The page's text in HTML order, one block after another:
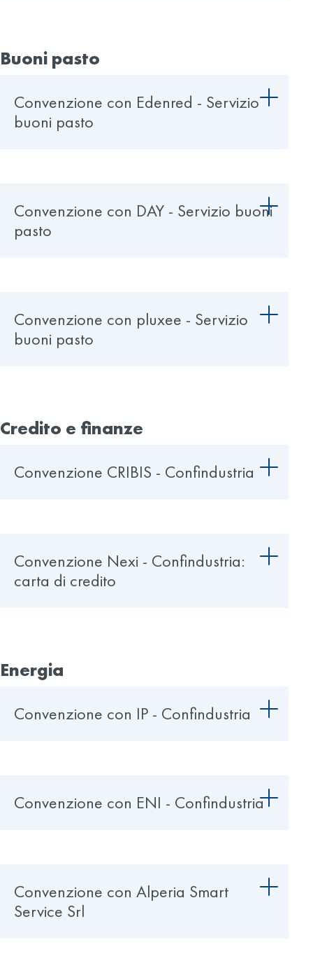
Buoni pasto
Convenzione con Edenred - Servizio
buoni pasto
Convenzione con DAY - Servizio buoni
pasto
Convenzione con pluxee - Servizio
buoni pasto
Credito e finanze
Convenzione CRIBIS - Confindustria
Convenzione Nexi - Confindustria:
carta di credito
Energia
Convenzione con IP - Confindustria
Convenzione con ENI - Confindustria
Convenzione con Alperia Smart
Service Srl